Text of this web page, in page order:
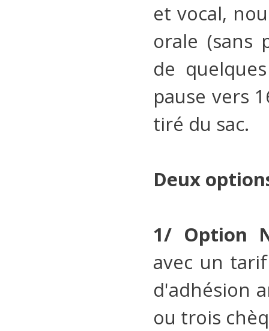
et vocal,
orale (sans
de
pause vers
tiré du sac.
Deux
1/ Option
avec un
d'adhésion
ou trois